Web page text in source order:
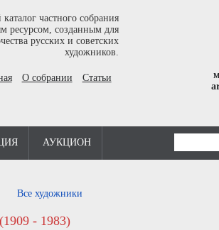
частного собрания
ресурсом, созданным для
русских и советских
художников.
О собрании Статьи
АУКЦИОН
Все художники
- 1983)